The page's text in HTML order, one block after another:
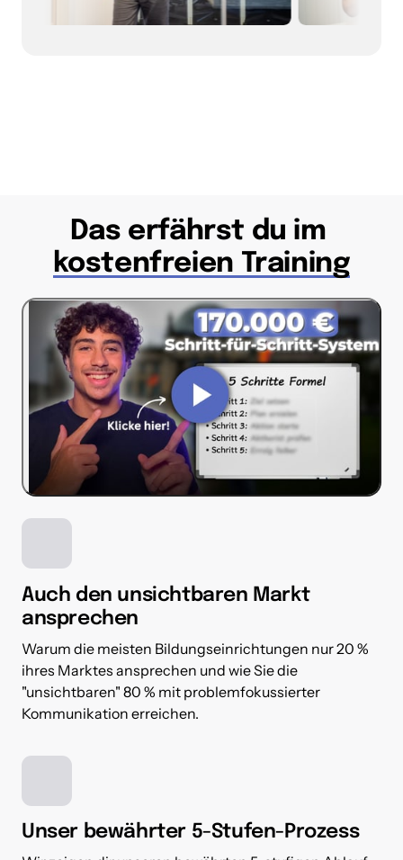
kostenfreien Training
Auch den unsichtbaren Markt
ansprechen
Warum die meisten Bildungseinrichtungen nur 20 %
ihres Marktes ansprechen und wie Sie die
"unsichtbaren" 80 % mit problemfokussierter
Kommunikation erreichen.
Unser bewährter 5-Stufen-Prozess